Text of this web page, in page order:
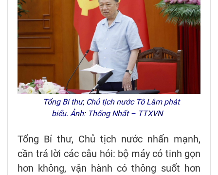
Tổng Bí thư, Chủ tịch nước Tô Lâm phát
biểu. Ảnh: Thống Nhất – TTXVN
Tổng Bí thư, Chủ tịch nước nhấn mạnh,
cần trả lời các câu hỏi: bộ máy có tinh gọn
hơn không, vận hành có thông suốt hơn